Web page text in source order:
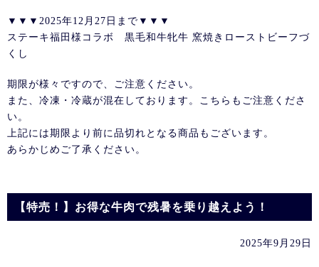
▼▼▼2025年12月27日まで▼▼▼
ステーキ福田様コラボ 黒毛和牛牝牛 窯焼きローストビーフづ
くし
期限が様々ですので、ご注意ください。
また、冷凍・冷蔵が混在しております。こちらもご注意くださ
い。
上記には期限より前に品切れとなる商品もございます。
あらかじめご了承ください。
【特売！】お得な牛肉で残暑を乗り越えよう！
2025年9月29日